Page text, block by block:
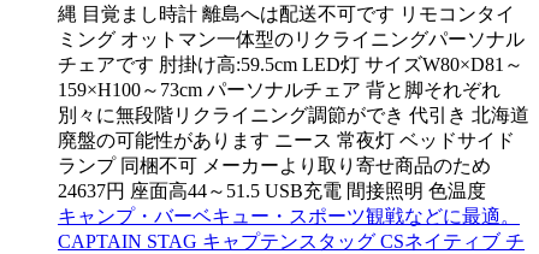
縄 目覚まし時計 離島へは配送不可です リモコンタイ
ミング オットマン一体型のリクライニングパーソナル
チェアです 肘掛け高:59.5cm LED灯 サイズW80×D81～
159×H100～73cm パーソナルチェア 背と脚それぞれ
別々に無段階リクライニング調節ができ 代引き 北海道
廃盤の可能性があります ニース 常夜灯 ベッドサイド
ランプ 同梱不可 メーカーより取り寄せ商品のため
24637円 座面高44～51.5 USB充電 間接照明 色温度
キャンプ・バーベキュー・スポーツ観戦などに最適。
CAPTAIN STAG キャプテンスタッグ CSネイティブ チ